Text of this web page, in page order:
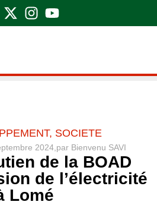
, SOCIETE
2024, par Bienvenu SAVI
de la BOAD
de l’électricité
Lomé